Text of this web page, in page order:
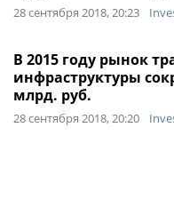
28 сентября 2018, 20:23
В 2015 году рынок
инфраструктуры
млрд. руб.
28 сентября 2018, 20:20